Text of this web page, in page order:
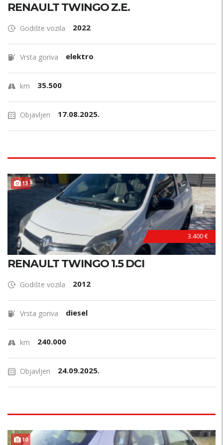
RENAULT TWINGO Z.E.
Godište vozila 2022
Vrsta goriva elektro
km 35.500
Objavljen 17.08.2025.
13
3.400 €
RENAULT TWINGO 1.5 DCI
Godište vozila 2012
Vrsta goriva diesel
km 240.000
Objavljen 24.09.2025.
10